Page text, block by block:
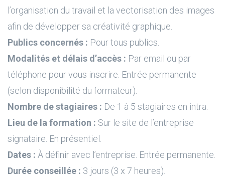
l’organisation du travail et la vectorisation des images
afin de développer sa créativité graphique.
Publics concernés : Pour tous publics.
Modalités et délais d’accès : Par email ou par
téléphone pour vous inscrire. Entrée permanente
(selon disponibilité du formateur).
Nombre de stagiaires : De 1 à 5 stagiaires en intra.
Lieu de la formation : Sur le site de l’entreprise
signataire. En présentiel.
Dates : À définir avec l’entreprise. Entrée permanente.
Durée conseillée : 3 jours (3 x 7 heures).